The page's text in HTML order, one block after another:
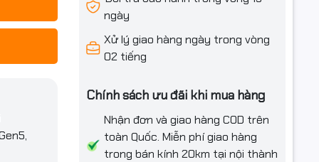
ngày
Xử lý giao hàng ngày trong vòng
02 tiếng
Chính sách ưu đãi khi mua hàng
Nhận đơn và giao hàng COD trên
toàn Quốc. Miễn phí giao hàng
trong bán kính 20km tại nội thành